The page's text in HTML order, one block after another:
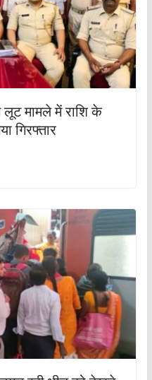
लूट मामले में राशि के
गिरफ्तार